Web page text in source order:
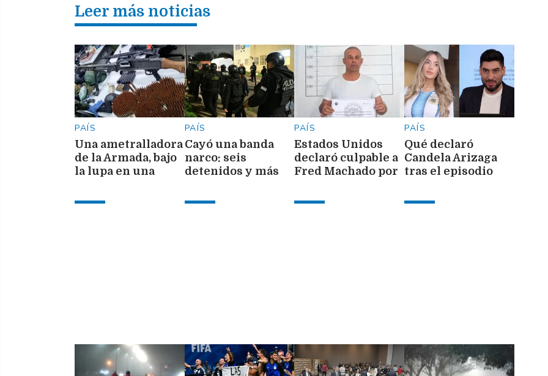
Leer más noticias
PAÍS
Una ametralladora
de la Armada, bajo
la lupa en una
PAÍS
Cayó una banda
narco: seis
detenidos y más
secuestradas
PAÍS
Estados Unidos
declaró culpable a
Fred Machado por
fraude
PAÍS
Qué declaró
Candela Arizaga
tras el episodio
Moyano: habló de